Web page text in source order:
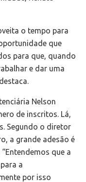
o tempo para
que
para que, quando
e dar uma
Nelson
de inscritos. Lá,
Segundo o diretor
a grande adesão é
que a
a
por isso